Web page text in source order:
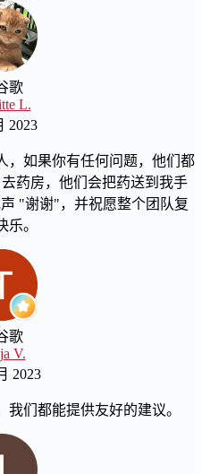
L.
2023
，如果你有任何问题，他们都
药房，他们会把药送到我手
"谢谢"，并祝愿整个团队复
乐。
V.
2023
们都能提供友好的建议。